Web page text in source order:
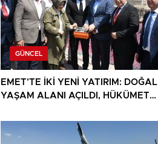
GÜNCEL
EMET’TE İKİ YENİ YATIRIM: DOĞAL
YAŞAM ALANI AÇILDI, HÜKÜMET